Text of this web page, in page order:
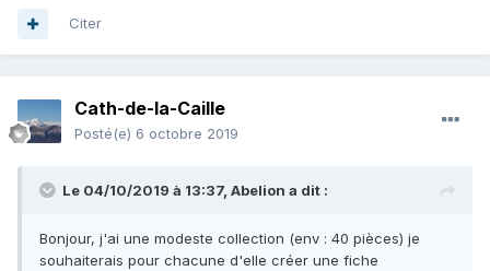
Citer
Cath-de-la-Caille
Posté(e) 6 octobre 2019
Le 04/10/2019 à 13:37, Abelion a dit :
Bonjour, j'ai une modeste collection (env : 40 pièces) je
souhaiterais pour chacune d'elle créer une fiche